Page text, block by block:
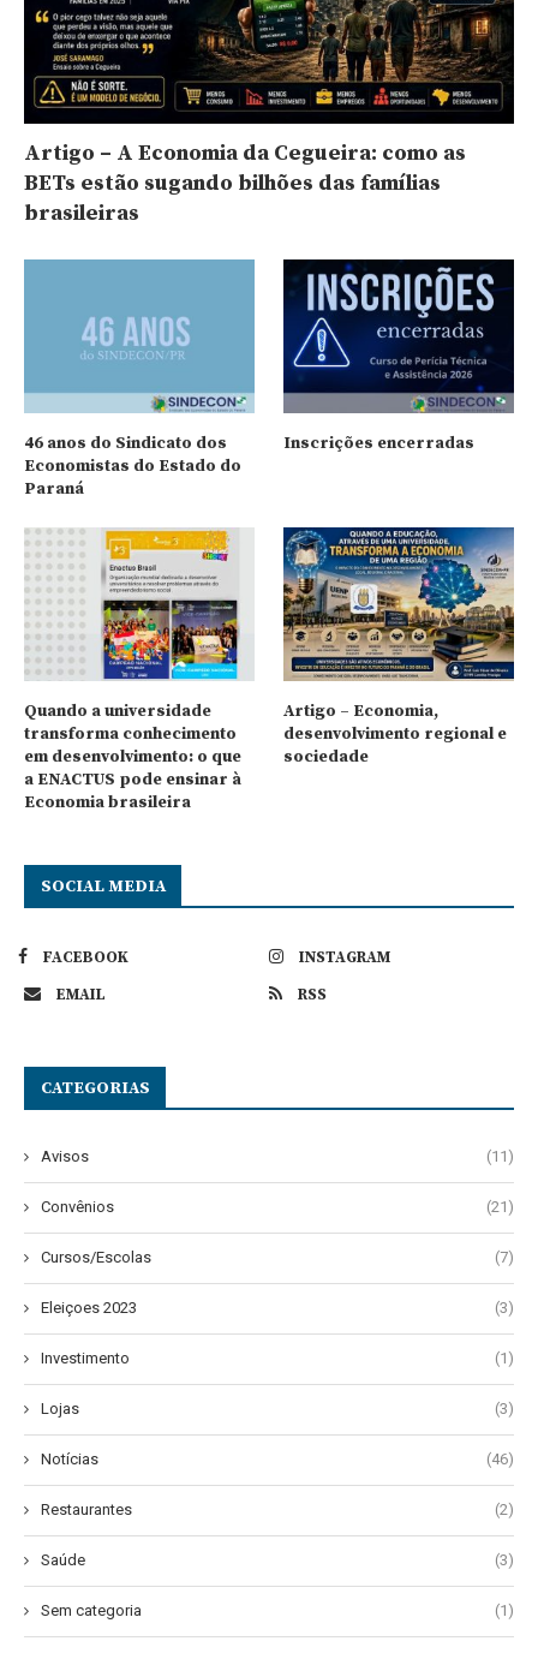
Artigo – A Economia da Cegueira: como as
BETs estão sugando bilhões das famílias
brasileiras
46 anos do Sindicato dos
Economistas do Estado do
Paraná
Inscrições encerradas
Quando a universidade
transforma conhecimento
em desenvolvimento: o que
a ENACTUS pode ensinar à
Economia brasileira
Artigo – Economia,
desenvolvimento regional e
sociedade
SOCIAL MEDIA
FACEBOOK
INSTAGRAM
EMAIL
RSS
CATEGORIAS
Avisos (11)
Convênios (21)
Cursos/Escolas (7)
Eleiçoes 2023 (3)
Investimento (1)
Lojas (3)
Notícias (46)
Restaurantes (2)
Saúde (3)
Sem categoria (1)